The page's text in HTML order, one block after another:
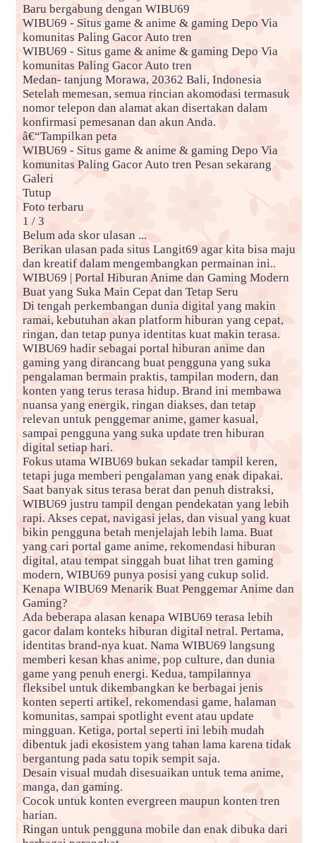
Baru bergabung dengan WIBU69
WIBU69 - Situs game & anime & gaming Depo Via
komunitas Paling Gacor Auto tren
WIBU69 - Situs game & anime & gaming Depo Via
komunitas Paling Gacor Auto tren
Medan- tanjung Morawa, 20362 Bali, Indonesia
Setelah memesan, semua rincian akomodasi termasuk
nomor telepon dan alamat akan disertakan dalam
konfirmasi pemesanan dan akun Anda.
â€“Tampilkan peta
WIBU69 - Situs game & anime & gaming Depo Via
komunitas Paling Gacor Auto tren Pesan sekarang
Galeri
Tutup
Foto terbaru
1 / 3
Belum ada skor ulasan ...
Berikan ulasan pada situs Langit69 agar kita bisa maju
dan kreatif dalam mengembangkan permainan ini..
WIBU69 | Portal Hiburan Anime dan Gaming Modern
Buat yang Suka Main Cepat dan Tetap Seru
Di tengah perkembangan dunia digital yang makin
ramai, kebutuhan akan platform hiburan yang cepat,
ringan, dan tetap punya identitas kuat makin terasa.
WIBU69 hadir sebagai portal hiburan anime dan
gaming yang dirancang buat pengguna yang suka
pengalaman bermain praktis, tampilan modern, dan
konten yang terus terasa hidup. Brand ini membawa
nuansa yang energik, ringan diakses, dan tetap
relevan untuk penggemar anime, gamer kasual,
sampai pengguna yang suka update tren hiburan
digital setiap hari.
Fokus utama WIBU69 bukan sekadar tampil keren,
tetapi juga memberi pengalaman yang enak dipakai.
Saat banyak situs terasa berat dan penuh distraksi,
WIBU69 justru tampil dengan pendekatan yang lebih
rapi. Akses cepat, navigasi jelas, dan visual yang kuat
bikin pengguna betah menjelajah lebih lama. Buat
yang cari portal game anime, rekomendasi hiburan
digital, atau tempat singgah buat lihat tren gaming
modern, WIBU69 punya posisi yang cukup solid.
Kenapa WIBU69 Menarik Buat Penggemar Anime dan
Gaming?
Ada beberapa alasan kenapa WIBU69 terasa lebih
gacor dalam konteks hiburan digital netral. Pertama,
identitas brand-nya kuat. Nama WIBU69 langsung
memberi kesan khas anime, pop culture, dan dunia
game yang penuh energi. Kedua, tampilannya
fleksibel untuk dikembangkan ke berbagai jenis
konten seperti artikel, rekomendasi game, halaman
komunitas, sampai spotlight event atau update
mingguan. Ketiga, portal seperti ini lebih mudah
dibentuk jadi ekosistem yang tahan lama karena tidak
bergantung pada satu topik sempit saja.
Desain visual mudah disesuaikan untuk tema anime,
manga, dan gaming.
Cocok untuk konten evergreen maupun konten tren
harian.
Ringan untuk pengguna mobile dan enak dibuka dari